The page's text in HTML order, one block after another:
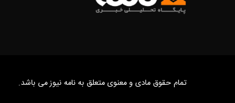
تمام حقوق مادی و معنوی متعلق به نامه نیوز می باشد.